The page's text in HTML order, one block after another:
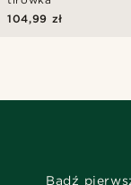
104,99 zł
Bądź